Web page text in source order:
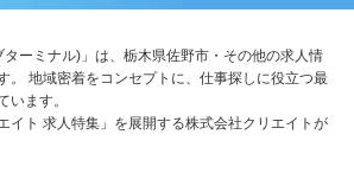
ターミナル)」は、栃木県佐野市・その他の求人情
。 地域密着をコンセプトに、仕事探しに役立つ最
います。
イト 求人特集」を展開する株式会社クリエイトが